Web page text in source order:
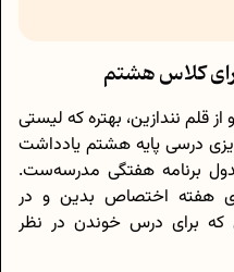
کلاس هشتم
قلم نندازین، بهتره که لیستی
درسی پایه هشتم یادداشت
برنامه هفتگی مدرسه‌ست.
هفته اختصاص بدین و در
که برای درس خوندن در نظر